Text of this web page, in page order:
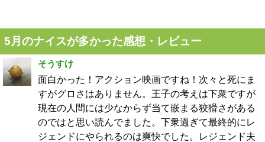
5月のナイスが多かった感想・レビュー
そうすけ
面白かった！アクション映画ですね！次々と死にま
すがグロさはありません。王子の考えは下衆ですが
現在の人間には少なからず当て嵌まる狡猾さがある
のではと思い読んでました。下衆過ぎて最終的にレ
ジェンドにやられるのは爽快でした。レジェンド夫